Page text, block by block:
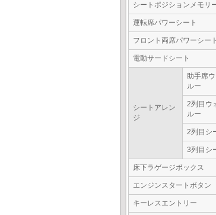
シートポジションメモリ
運転席パワーシート
フロント両席パワーシート
電動サードシート
シートアレン
ジ
助手席
ルー
2列目ウ
ルー
2列目シ
3列目シ
床下ラゲージボックス
エンジンスタートボタン
キーレスエントリー